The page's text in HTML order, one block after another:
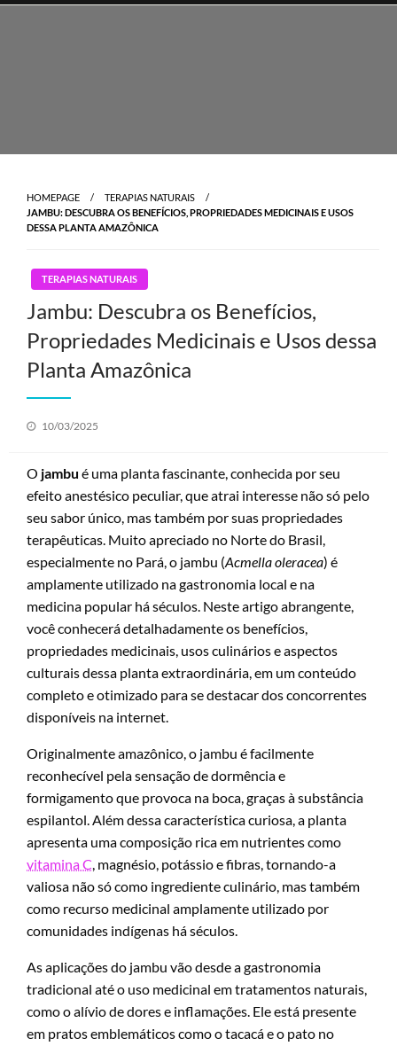
Skip
HOMEPAGE
TERAPIAS NATURAIS
JAMBU: DESCUBRA OS BENEFÍCIOS, PROPRIEDADES MEDICINAIS E USOS
DESSA PLANTA AMAZÔNICA
TERAPIAS NATURAIS
Jambu: Descubra os Benefícios,
Propriedades Medicinais e Usos dessa
Planta Amazônica
Posted
10/03/2025
O jambu é uma planta fascinante, conhecida por seu
efeito anestésico peculiar, que atrai interesse não só pelo
seu sabor único, mas também por suas propriedades
terapêuticas. Muito apreciado no Norte do Brasil,
especialmente no Pará, o jambu (Acmella oleracea) é
amplamente utilizado na gastronomia local e na
medicina popular há séculos. Neste artigo abrangente,
você conhecerá detalhadamente os benefícios,
propriedades medicinais, usos culinários e aspectos
culturais dessa planta extraordinária, em um conteúdo
completo e otimizado para se destacar dos concorrentes
disponíveis na internet.
Originalmente amazônico, o jambu é facilmente
reconhecível pela sensação de dormência e
formigamento que provoca na boca, graças à substância
espilantol. Além dessa característica curiosa, a planta
apresenta uma composição rica em nutrientes como
vitamina C, magnésio, potássio e fibras, tornando-a
valiosa não só como ingrediente culinário, mas também
como recurso medicinal amplamente utilizado por
comunidades indígenas há séculos.
As aplicações do jambu vão desde a gastronomia
tradicional até o uso medicinal em tratamentos naturais,
como o alívio de dores e inflamações. Ele está presente
em pratos emblemáticos como o tacacá e o pato no